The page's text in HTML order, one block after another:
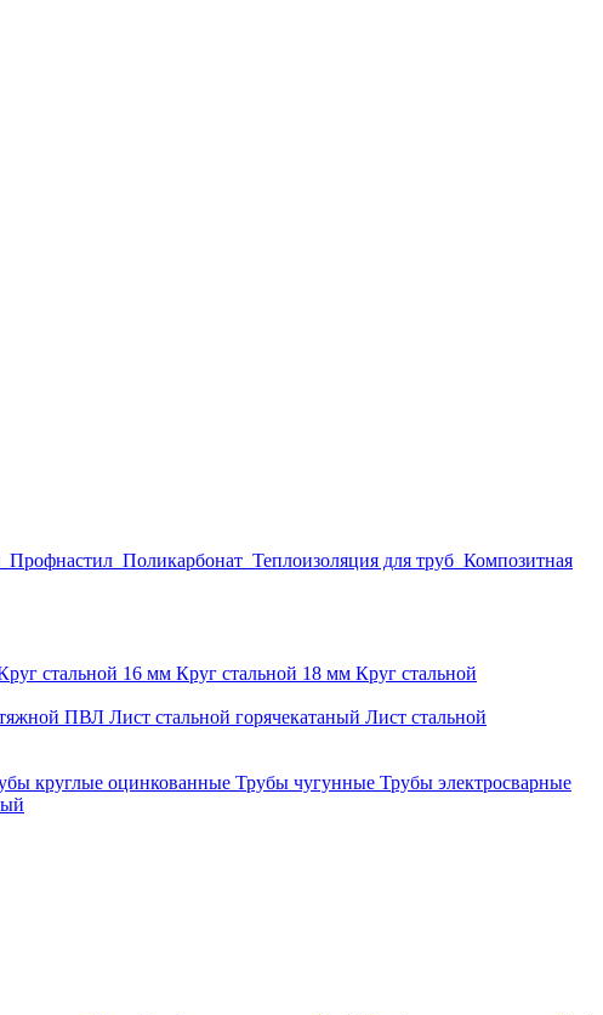
Профнастил Поликарбонат Теплоизоляция для труб Композитная
стальной 16 мм Круг стальной 18 мм Круг стальной
ПВЛ Лист стальной горячекатаный Лист стальной
круглые оцинкованные Трубы чугунные Трубы электросварные